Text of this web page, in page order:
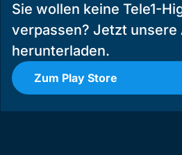
Sie wollen keine Tele1-
verpassen? Jetzt unsere
herunterladen.
Zum Play Store